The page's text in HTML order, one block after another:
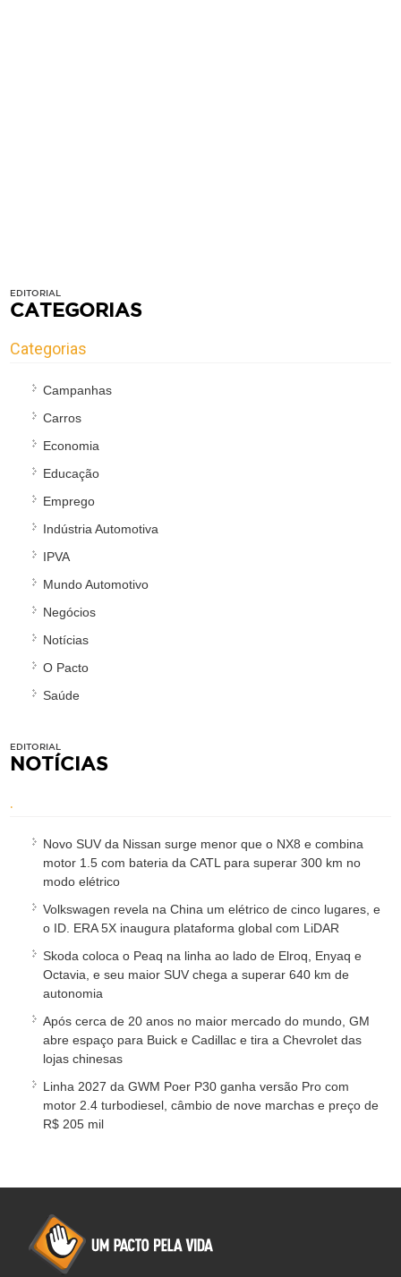
EDITORIAL
CATEGORIAS
Categorias
Campanhas
Carros
Economia
Educação
Emprego
Indústria Automotiva
IPVA
Mundo Automotivo
Negócios
Notícias
O Pacto
Saúde
EDITORIAL
NOTÍCIAS
.
Novo SUV da Nissan surge menor que o NX8 e combina
motor 1.5 com bateria da CATL para superar 300 km no
modo elétrico
Volkswagen revela na China um elétrico de cinco lugares, e
o ID. ERA 5X inaugura plataforma global com LiDAR
Skoda coloca o Peaq na linha ao lado de Elroq, Enyaq e
Octavia, e seu maior SUV chega a superar 640 km de
autonomia
Após cerca de 20 anos no maior mercado do mundo, GM
abre espaço para Buick e Cadillac e tira a Chevrolet das
lojas chinesas
Linha 2027 da GWM Poer P30 ganha versão Pro com
motor 2.4 turbodiesel, câmbio de nove marchas e preço de
R$ 205 mil